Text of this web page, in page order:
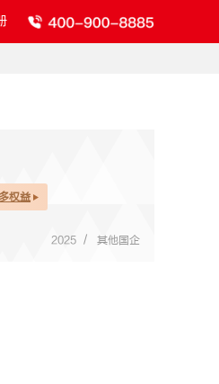
权益
2025 / 其他国企